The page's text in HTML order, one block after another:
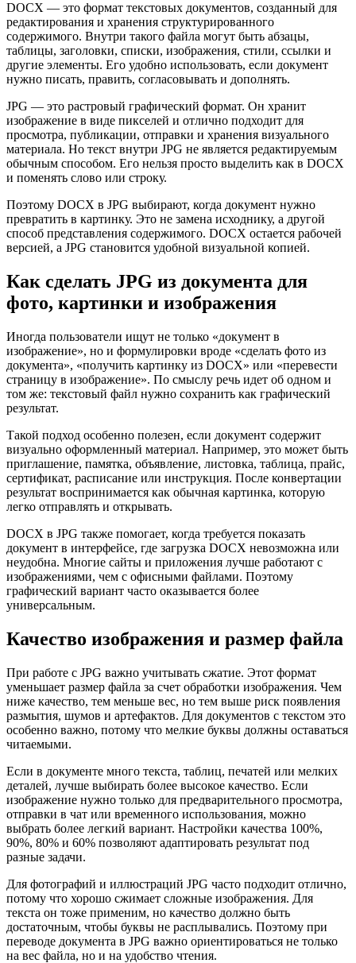
DOCX — это формат текстовых документов, созданный для
редактирования и хранения структурированного
содержимого. Внутри такого файла могут быть абзацы,
таблицы, заголовки, списки, изображения, стили, ссылки и
другие элементы. Его удобно использовать, если документ
нужно писать, править, согласовывать и дополнять.
JPG — это растровый графический формат. Он хранит
изображение в виде пикселей и отлично подходит для
просмотра, публикации, отправки и хранения визуального
материала. Но текст внутри JPG не является редактируемым
обычным способом. Его нельзя просто выделить как в DOCX
и поменять слово или строку.
Поэтому DOCX в JPG выбирают, когда документ нужно
превратить в картинку. Это не замена исходнику, а другой
способ представления содержимого. DOCX остается рабочей
версией, а JPG становится удобной визуальной копией.
Как сделать JPG из документа для
фото, картинки и изображения
Иногда пользователи ищут не только «документ в
изображение», но и формулировки вроде «сделать фото из
документа», «получить картинку из DOCX» или «перевести
страницу в изображение». По смыслу речь идет об одном и
том же: текстовый файл нужно сохранить как графический
результат.
Такой подход особенно полезен, если документ содержит
визуально оформленный материал. Например, это может быть
приглашение, памятка, объявление, листовка, таблица, прайс,
сертификат, расписание или инструкция. После конвертации
результат воспринимается как обычная картинка, которую
легко отправлять и открывать.
DOCX в JPG также помогает, когда требуется показать
документ в интерфейсе, где загрузка DOCX невозможна или
неудобна. Многие сайты и приложения лучше работают с
изображениями, чем с офисными файлами. Поэтому
графический вариант часто оказывается более
универсальным.
Качество изображения и размер файла
При работе с JPG важно учитывать сжатие. Этот формат
уменьшает размер файла за счет обработки изображения. Чем
ниже качество, тем меньше вес, но тем выше риск появления
размытия, шумов и артефактов. Для документов с текстом это
особенно важно, потому что мелкие буквы должны оставаться
читаемыми.
Если в документе много текста, таблиц, печатей или мелких
деталей, лучше выбирать более высокое качество. Если
изображение нужно только для предварительного просмотра,
отправки в чат или временного использования, можно
выбрать более легкий вариант. Настройки качества 100%,
90%, 80% и 60% позволяют адаптировать результат под
разные задачи.
Для фотографий и иллюстраций JPG часто подходит отлично,
потому что хорошо сжимает сложные изображения. Для
текста он тоже применим, но качество должно быть
достаточным, чтобы буквы не расплывались. Поэтому при
переводе документа в JPG важно ориентироваться не только
на вес файла, но и на удобство чтения.